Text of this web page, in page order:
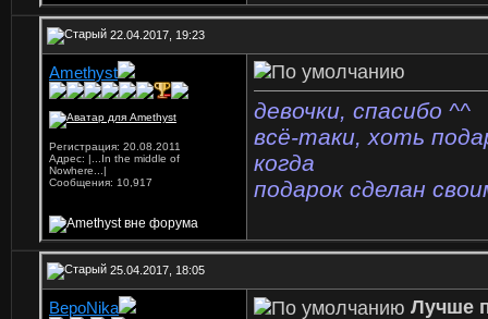
22.04.2017, 19:23
Amethyst
Регистрация: 20.08.2011
Адрес: |...In the middle of
Nowhere...|
Сообщения: 10,917
девочки, спасибо ^^
всё-таки, хоть
когда
подарок сделан
25.04.2017, 18:05
ВероNika Лучше